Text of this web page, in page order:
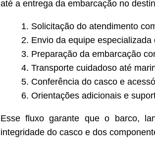
até a entrega da embarcação no
Solicitação do atendimento
Envio da equipe
Preparação da embarcação
Transporte cuidadoso até
Conferência do casco e
Orientações adicionais e
Esse fluxo garante que o barco,
integridade do casco e dos